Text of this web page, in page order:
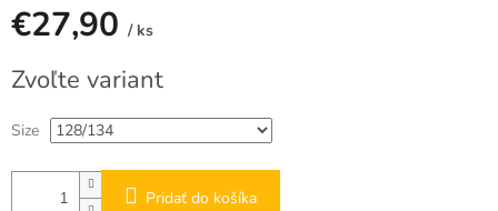
€27,90 / ks
cena:
Zvoľte variant
Size
Pridať do košíka